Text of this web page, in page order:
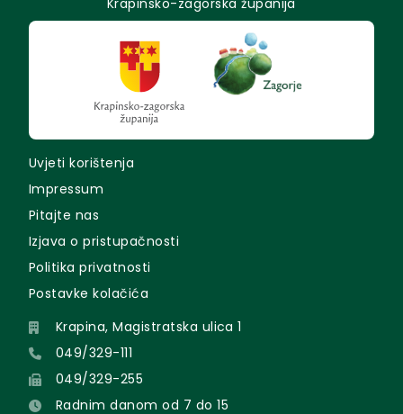
Krapinsko-zagorska županija
Uvjeti korištenja
Impressum
Pitajte nas
Izjava o pristupačnosti
Politika privatnosti
Postavke kolačića
Krapina, Magistratska ulica 1
049/329-111
049/329-255
Radnim danom od 7 do 15